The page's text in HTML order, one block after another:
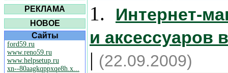
РЕКЛАМА
НОВОЕ
Сайты
ford59.ru
www.reno59.ru
www.helpsetup.ru
xn--80aagkqppxqe8h.x...
1.
Интернет-
и аксессуаров
| (22.09.2009)